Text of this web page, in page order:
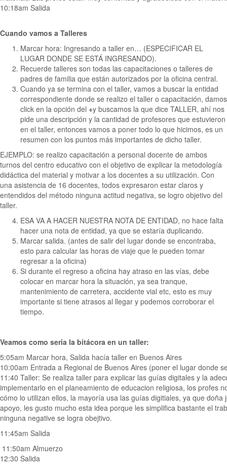
10:18am Salida
Cuando vamos a Talleres
Marcar hora: Ingresando a taller en… (ESPECIFICAR EL
LUGAR DONDE SE ESTÁ INGRESANDO).
Recuerde talleres son todas las capacitaciones o talleres de
padres de familia que están autorizados por la oficina central.
Cuando ya se termina con el taller, vamos a buscar la entidad
correspondiente donde se realizo el taller o capacitación, damos
click en la opción del +y buscamos la que dice TALLER, ahí nos
pide una descripción y la cantidad de profesores que estuvieron
en el taller, entonces vamos a poner todo lo que hicimos, es un
resumen con los puntos más importantes de dicho taller.
EJEMPLO: se realizo capacitación a personal docente de ambos
turnos del centro educativo con el objetivo de explicar la metodología
didáctica del material y motivar a los docentes a su utilización. Con
una asistencia de 16 docentes, todos expresaron estar claros y
entendidos del método ninguna actitud negativa, se logro objetivo del
taller.
ESA VA A HACER NUESTRA NOTA DE ENTIDAD, no hace falta
hacer una nota de entidad, ya que se estaría duplicando.
Marcar salida. (antes de salir del lugar donde se encontraba,
esto para calcular las horas de viaje que le pueden tomar
regresar a la oficina)
Si durante el regreso a oficina hay atraso en las vías, debe
colocar en marcar hora la situación, ya sea tranque,
mantenimiento de carretera, accidente vial etc, esto es muy
importante si tiene atrasos al llegar y podemos corroborar el
tiempo.
Veamos como seria la bitácora en un taller:
5:05am Marcar hora, Salida hacía taller en Buenos Aires
10:00am Entrada a Regional de Buenos Aires (poner el lugar donde
11:40 Taller: Se realiza taller para explicar las guías digitales y la
implementarlo en el planeamiento de educacion religiosa, los profes
cómo lo utilizan ellos, la mayoría usa las guías digitiales, ya que doña
apoyo, les gusto mucho esta idea porque les simplifica bastante el
ninguna negative se logra obejtivo.
11:45am Salida
11:50am Almuerzo
12:30 Salida